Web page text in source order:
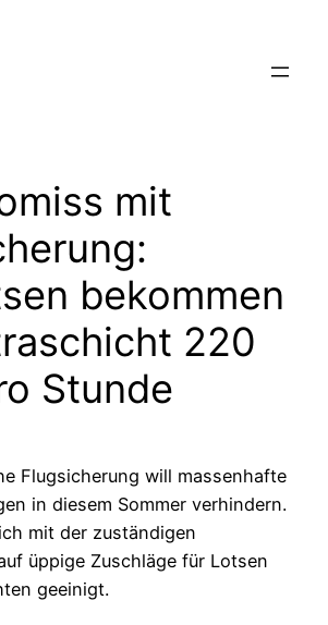
mit
bekommen
220
Stunde
Flugsicherung will massenhafte
in diesem Sommer verhindern.
mit der zuständigen
üppige Zuschläge für Lotsen
geeinigt.